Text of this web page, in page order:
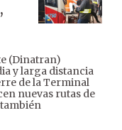
(Dinatran)
y larga distancia
de la Terminal
nuevas rutas de